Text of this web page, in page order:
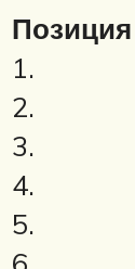
Позиция
1.
2.
3.
4.
5.
6.